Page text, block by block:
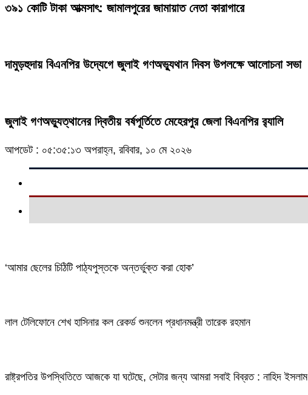
৩৯১ কোটি টাকা আত্মসাৎ: জামালপুরের জামায়াত নেতা কারাগারে
দামুড়হুদায় বিএনপির উদ্যেগে জুলাই গণঅভ্যুথান দিবস উপলক্ষে আলোচনা সভা
জুলাই গণঅভ্যুত্থানের দ্বিতীয় বর্ষপূর্তিতে মেহেরপুর জেলা বিএনপির র‍্যালি
আপডেট : ০৫:৩৫:১৩ অপরাহ্ন, রবিবার, ১০ মে ২০২৬
‘আমার ছেলের চিঠিটি পাঠ্যপুস্তকে অন্তর্ভুক্ত করা হোক’
লাল টেলিফোনে শেখ হাসিনার কল রেকর্ড শুনলেন প্রধানমন্ত্রী তারেক রহমান
রাষ্ট্রপতির উপস্থিতিতে আজকে যা ঘটেছে, সেটার জন্য আমরা সবাই বিব্রত : নাহিদ ইসলাম